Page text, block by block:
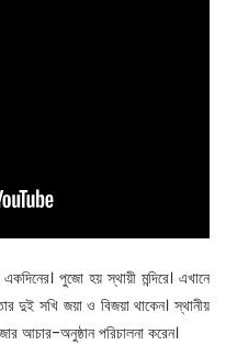
পুজো হয় স্থায়ী মন্দিরে। এখানে
দুই সখি জয়া ও বিজয়া থাকেন। স্থানীয়
আচার-অনুষ্ঠান পরিচালনা করেন।